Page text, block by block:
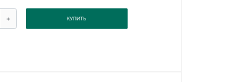
+ КУПИТЬ